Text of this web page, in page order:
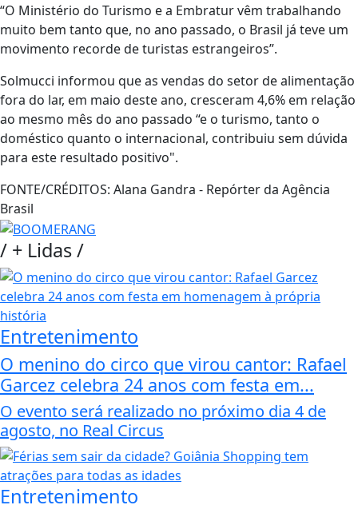
“O Ministério do Turismo e a Embratur vêm trabalhando
muito bem tanto que, no ano passado, o Brasil já teve um
movimento recorde de turistas estrangeiros”.
Solmucci informou que as vendas do setor de alimentação
fora do lar, em maio deste ano, cresceram 4,6% em relação
ao mesmo mês do ano passado “e o turismo, tanto o
doméstico quanto o internacional, contribuiu sem dúvida
para este resultado positivo".
FONTE/CRÉDITOS: Alana Gandra - Repórter da Agência
Brasil
/ + Lidas/
Entretenimento
O menino do circo que virou cantor: Rafael
Garcez celebra 24 anos com festa em...
O evento será realizado no próximo dia 4 de
agosto, no Real Circus
Entretenimento